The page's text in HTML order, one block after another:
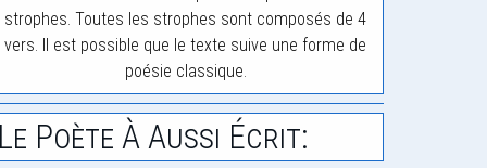
strophes. Toutes les strophes sont composés de 4
vers. Il est possible que le texte suive une forme de
poésie classique.
Poète À Aussi Écrit: